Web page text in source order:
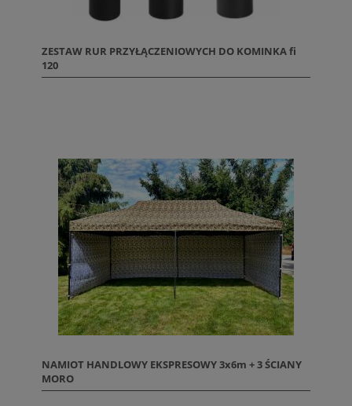
ZESTAW RUR PRZYŁĄCZENIOWYCH DO KOMINKA fi
120
NAMIOT HANDLOWY EKSPRESOWY 3x6m + 3 ŚCIANY
MORO